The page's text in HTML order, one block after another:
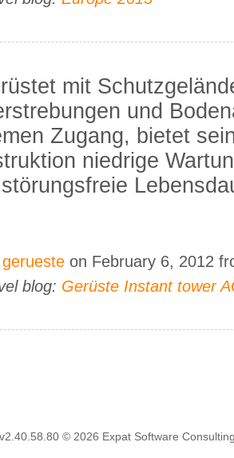
mit
und
Zugang, bietet
niedrige
gerueste on February 6, 2012
blog: Gerüste Instant tower
© 2026 Expat Software